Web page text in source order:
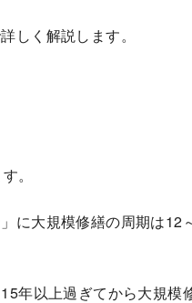
しく解説します。
。
に大規模修繕の周期は12
年以上過ぎてから大規模